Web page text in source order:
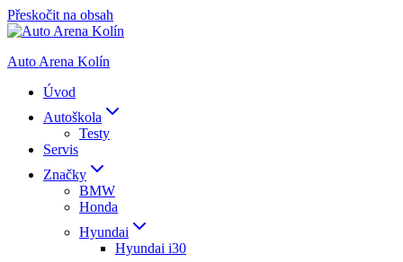
Přeskočit na obsah
Auto Arena Kolín
Úvod
Autoškola
Testy
Servis
Značky
BMW
Honda
Hyundai
Hyundai i30